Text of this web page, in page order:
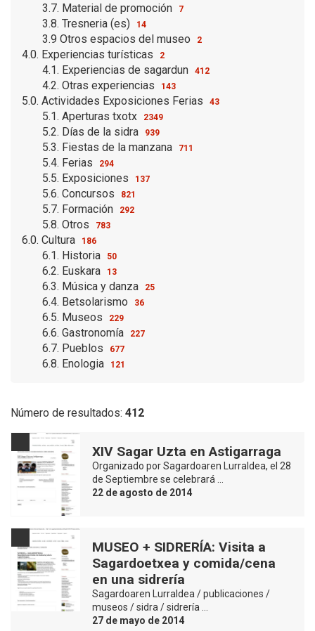
3.7. Material de promoción 7
3.8. Tresneria (es) 14
3.9 Otros espacios del museo 2
4.0. Experiencias turísticas 2
4.1. Experiencias de sagardun 412
4.2. Otras experiencias 143
5.0. Actividades Exposiciones Ferias 43
5.1. Aperturas txotx 2349
5.2. Días de la sidra 939
5.3. Fiestas de la manzana 711
5.4. Ferias 294
5.5. Exposiciones 137
5.6. Concursos 821
5.7. Formación 292
5.8. Otros 783
6.0. Cultura 186
6.1. Historia 50
6.2. Euskara 13
6.3. Música y danza 25
6.4. Betsolarismo 36
6.5. Museos 229
6.6. Gastronomía 227
6.7. Pueblos 677
6.8. Enologia 121
Número de resultados: 412
XIV Sagar Uzta en Astigarraga
Organizado por Sagardoaren Lurraldea, el 28
de Septiembre se celebrará …
22 de agosto de 2014
MUSEO + SIDRERÍA: Visita a
Sagardoetxea y comida/cena
en una sidrería
Sagardoaren Lurraldea / publicaciones /
museos / sidra / sidrería …
27 de mayo de 2014